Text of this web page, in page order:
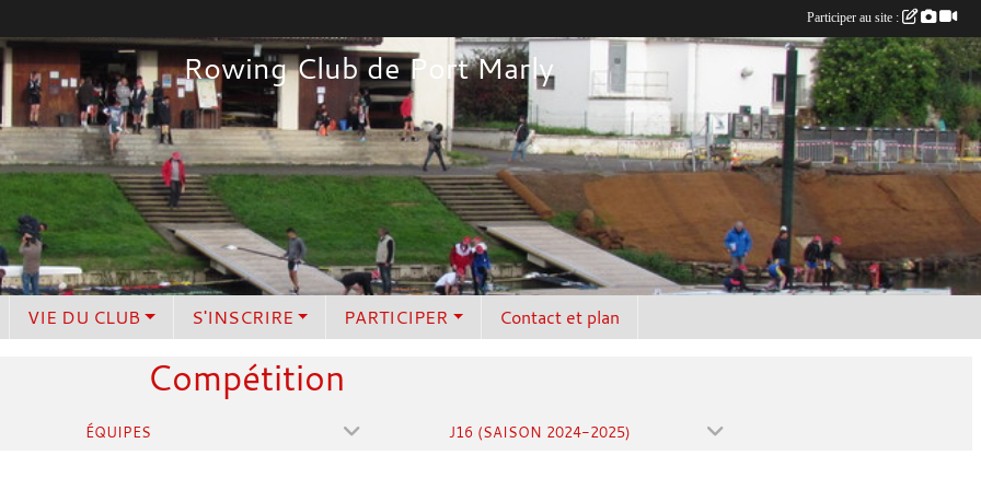
Rowing Club de Port Marly
VIE DU CLUB S'INSCRIRE PARTICIPER Contact et plan
Compétition
ÉQUIPES J16 (SAISON 2024-2025)
Participer au site :